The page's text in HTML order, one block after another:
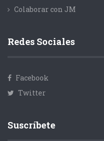
Colaborar con JM
Redes Sociales
Facebook
Twitter
Suscríbete